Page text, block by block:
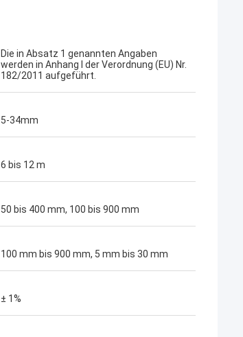
die Qualität war perfekt für große
Projekte.
Die in Absatz 1 genannten Angaben
werden in Anhang I der Verordnung (EU) Nr.
182/2011 aufgeführt.
5-34mm
6 bis 12 m
50 bis 400 mm, 100 bis 900 mm
100 mm bis 900 mm, 5 mm bis 30 mm
± 1%